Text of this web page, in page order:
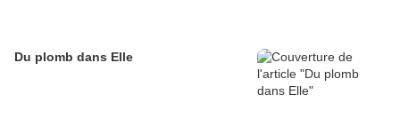
Du plomb dans Elle